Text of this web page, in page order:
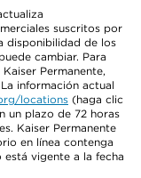
suscritos por
disponibilidad de los
cambiar. Para
Permanente,
información actual
locations (haga clic
un plazo de 72 horas
Kaiser Permanente
en línea contenga
vigente a la fecha